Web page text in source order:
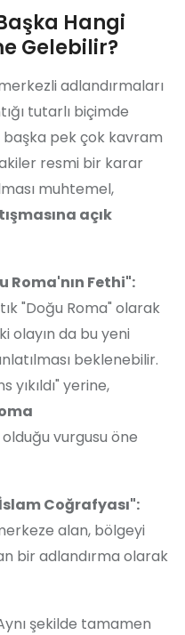
Hangi
Gelebilir?
adlandırmaları
tutarlı biçimde
başka pek çok kavram
resmi bir karar
muhtemel,
açık
Roma'nın Fethi":
"Doğu Roma" olarak
olayın da bu yeni
beklenebilir.
yıkıldı" yerine,
vurgusu öne
Coğrafyası":
alan, bölgeyi
bir adlandırma olarak
şekilde tamamen